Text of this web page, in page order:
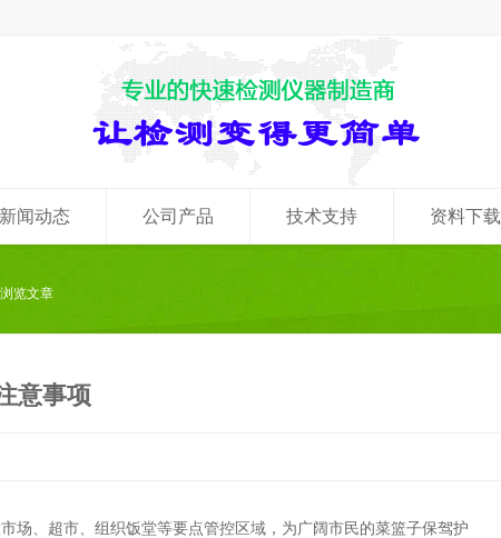
新闻动态 公司产品 技术支持 资料下载
览文章
意事项
场、超市、组织饭堂等要点管控区域，为广阔市民的菜篮子保驾护